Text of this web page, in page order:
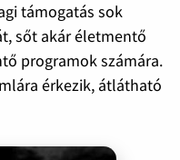
támogatás sok
sőt akár életmentő
programok számára.
érkezik, átlátható